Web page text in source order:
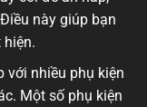
này giúp bạn
với nhiều phụ kiện
Một số phụ kiện